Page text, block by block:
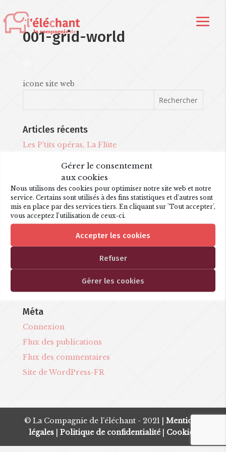
Gérer le consentement
aux cookies
Nous utilisons des cookies pour optimiser notre site web et notre
service. Certains sont utilisés à des fins statistiques et d’autres sont
mis en place par des services tiers. En cliquant sur 'Tout accepter',
vous acceptez l’utilisation de ceux-ci.
Accepter les cookies
Refuser
Gérer les cookies
001-grid-world
icone site web
Articles récents
Les P’tits opéras, La Flûte
Une nouvelle création !
Commentaires récents
Archives
février 2022
Catégories
Méta
Connexion
Flux des publications
Flux des commentaires
Site de WordPress-FR
© La Compagnie de l’éléchant - 2021 |Mentions
légales |Politique de confidentialité Cookies